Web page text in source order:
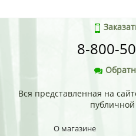
8-800-
Вся представленная на
О магазине